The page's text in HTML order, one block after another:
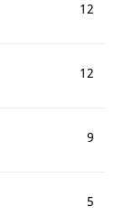
12
12
9
5